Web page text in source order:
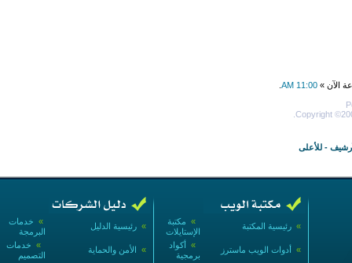
الآن » 11:00 AM
Copyright
- للأعلى
» خدمات
البرمجة
» رئيسية الدليل
» خدمات
التصميم
» الأمن والحماية
» مكتبة
الإستايلات
» رئيسية المكتبة
» أكواد
برمجية
» أدوات الويب ماسترز